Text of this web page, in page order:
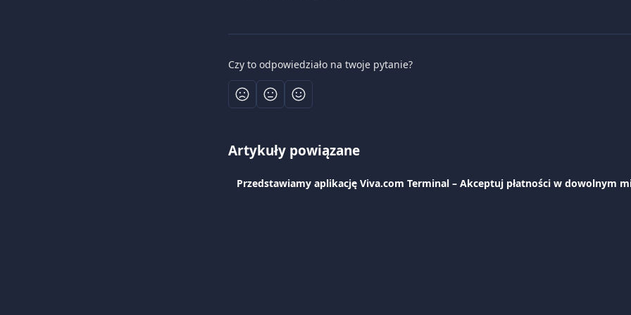
Czy to odpowiedziało na twoje pytanie?
Artykuły powiązane
Przedstawiamy aplikację Viva.com Terminal – Akceptuj płatności w dowolnym